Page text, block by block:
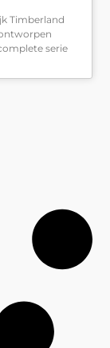
Timberland
serie